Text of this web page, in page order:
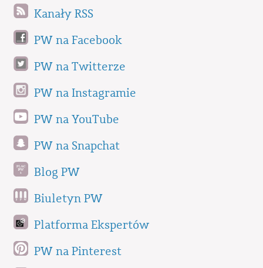
Kanały RSS
PW na Facebook
PW na Twitterze
PW na Instagramie
PW na YouTube
PW na Snapchat
Blog PW
Biuletyn PW
Platforma Ekspertów
PW na Pinterest